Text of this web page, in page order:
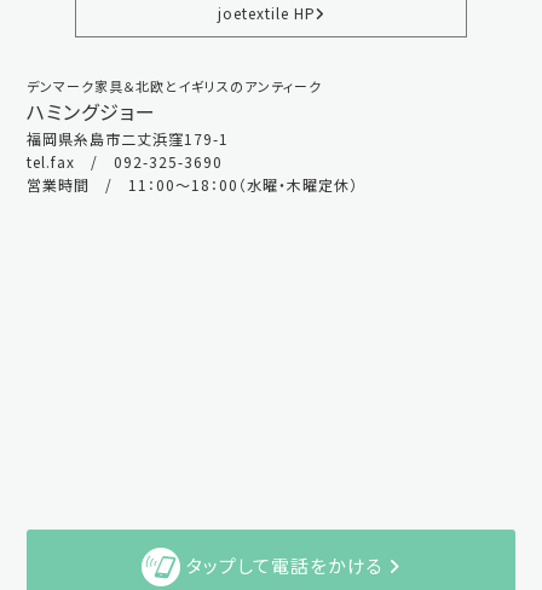
joetextile HP
デンマーク家具＆北欧とイギリスのアンティーク
ハミングジョー
福岡県糸島市二丈浜窪179-1
tel.fax / 092-325-3690
営業時間 / 11：00～18：00（水曜・木曜定休）
タップして電話をかける